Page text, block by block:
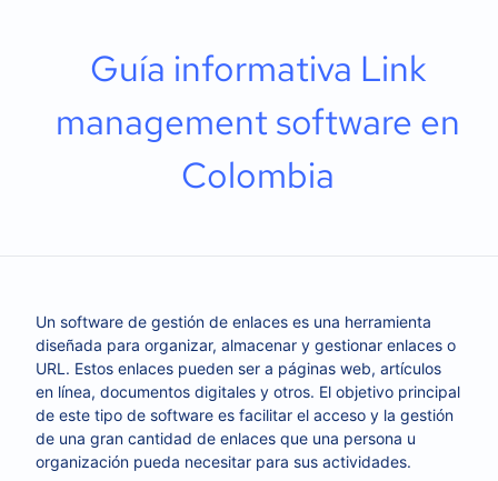
Guía informativa Link
management software en
Colombia
Un software de gestión de enlaces es una herramienta
diseñada para organizar, almacenar y gestionar enlaces o
URL. Estos enlaces pueden ser a páginas web, artículos
en línea, documentos digitales y otros. El objetivo principal
de este tipo de software es facilitar el acceso y la gestión
de una gran cantidad de enlaces que una persona u
organización pueda necesitar para sus actividades.